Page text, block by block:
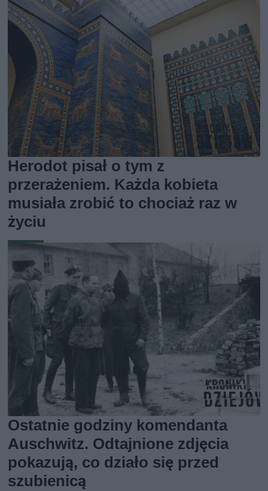
Herodot pisał o tym z
przerażeniem. Każda kobieta
musiała zrobić to chociaż raz w
życiu
Ostatnie godziny komendanta
Auschwitz. Odtajnione zdjęcia
pokazują, co działo się przed
szubienicą